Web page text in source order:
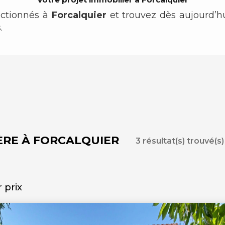
à Forcalquier et trouvez dès
À FORCALQUIER 3 résultat(s) trouvé(s)
prix